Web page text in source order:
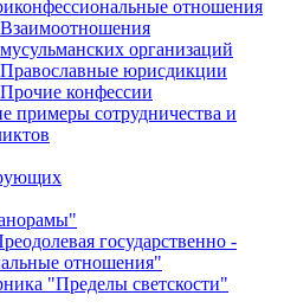
отношения
Взаимоотношения
мусульманских организаций
Православные юрисдикции
Прочие конфессии
примеры сотрудничества и
государственно -
отношения"
"Пределы светскости"